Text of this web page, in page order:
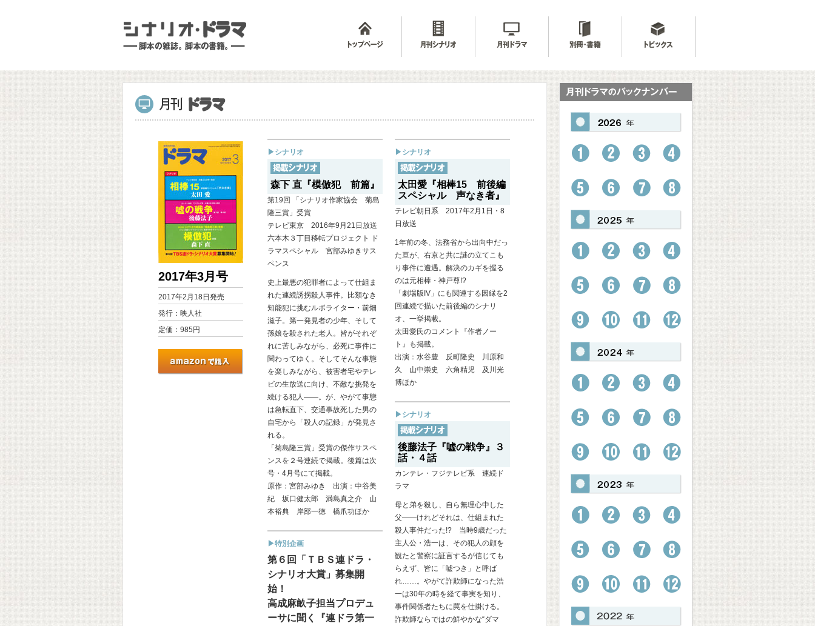
▶シナリオ
森下 直『模倣犯 前篇』
第19回 「シナリオ作家協会 菊島
隆三賞」受賞
テレビ東京 2016年9月21日放送
六本木３丁目移転プロジェクト ド
ラマスペシャル 宮部みゆきサス
ペンス
史上最悪の犯罪者によって仕組ま
れた連続誘拐殺人事件。比類なき
知能犯に挑むルポライター・前畑
滋子。第一発見者の少年、そして
孫娘を殺された老人。皆がそれぞ
れに苦しみながら、必死に事件に
関わってゆく。そしてそんな事態
を楽しみながら、被害者宅やテレ
ビの生放送に向け、不敵な挑発を
続ける犯人——。が、やがて事態
は急転直下、交通事故死した男の
自宅から「殺人の記録」が発見さ
れる。
「菊島隆三賞」受賞の傑作サスペ
ンスを２号連続で掲載。後篇は次
号・4月号にて掲載。
原作：宮部みゆき 出演：中谷美
紀 坂口健太郎 満島真之介 山
本裕典 岸部一徳 橋爪功ほか
▶シナリオ
太田愛『相棒15 前後編
スペシャル 声なき者』
テレビ朝日系 2017年2月1日・8
日放送
1年前の冬、法務省から出向中だっ
た亘が、右京と共に謎の立てこも
り事件に遭遇。解決のカギを握る
のは元相棒・神戸尊!?
「劇場版IV」にも関連する因縁を2
回連続で描いた前後編のシナリ
オ、一挙掲載。
太田愛氏のコメント『作者ノー
ト』も掲載。
出演：水谷豊 反町隆史 川原和
久 山中崇史 六角精児 及川光
博ほか
▶シナリオ
後藤法子『嘘の戦争』３
話・４話
カンテレ・フジテレビ系 連続ド
ラマ
母と弟を殺し、自ら無理心中した
父——けれどそれは、仕組まれた
殺人事件だった!? 当時9歳だった
主人公・浩一は、その犯人の顔を
観たと警察に証言するが信じても
らえず、皆に「嘘つき」と呼ば
れ……。やがて詐欺師になった浩
一は30年の時を経て事実を知り、
事件関係者たちに罠を仕掛ける。
詐欺師ならではの鮮やかな“ダマ
▶特別企画
第６回「ＴＢＳ連ドラ・
シナリオ大賞」募集開
始！
高成麻畝子担当プロデュ
ーサに聞く『連ドラ第一
2017年3月号
2017年2月18日発売
発行：映人社
定価：985円